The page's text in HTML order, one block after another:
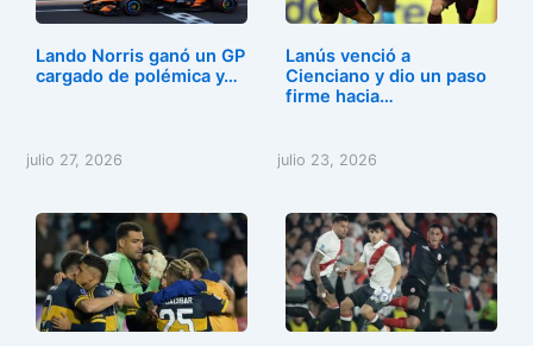
Lando Norris ganó un GP
cargado de polémica y…
julio 27, 2026
Lanús venció a
Cienciano y dio un paso
firme hacia…
julio 23, 2026